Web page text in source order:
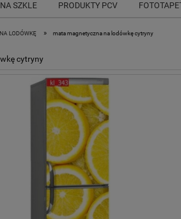
SZKLE PRODUKTY PCV
LODÓWKĘ » mata magnetyczna na lodówkę cytryny
cytryny